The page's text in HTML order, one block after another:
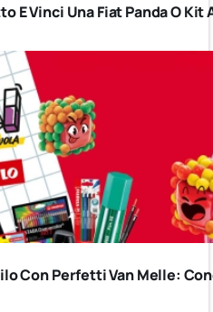
E Vinci Una Fiat Panda O
Con Perfetti Van Melle: